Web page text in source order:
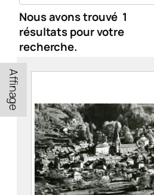
Nous avons trouvé 1
résultats pour votre
recherche.
Affinage